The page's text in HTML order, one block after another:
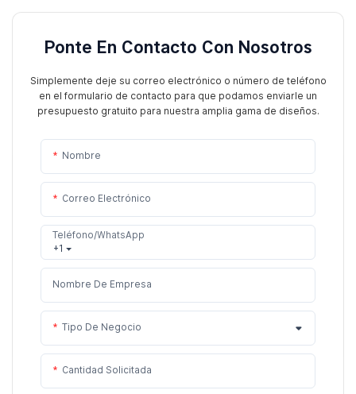
Ponte En Contacto Con Nosotros
Simplemente deje su correo electrónico o número de teléfono
en el formulario de contacto para que podamos enviarle un
presupuesto gratuito para nuestra amplia gama de diseños.
Nombre
Correo Electrónico
+1
Teléfono/WhatsApp
Nombre De Empresa
Tipo De Negocio
Cantidad Solicitada